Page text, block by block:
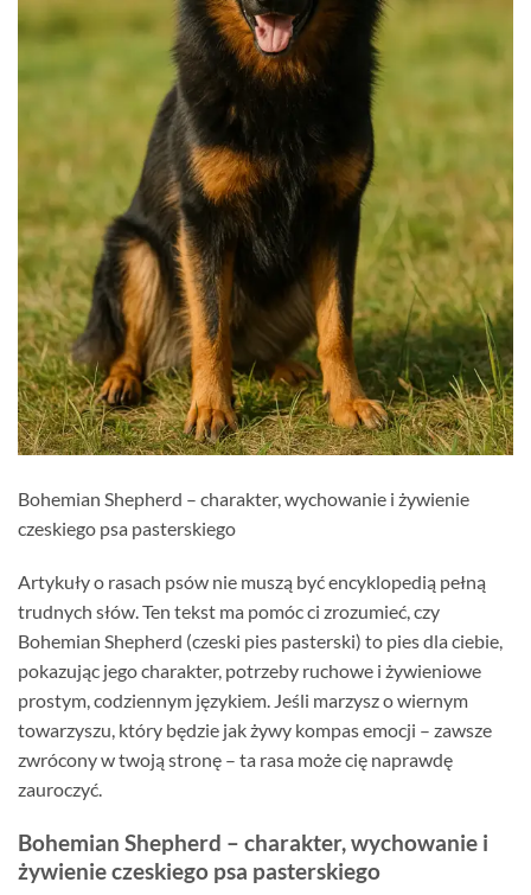
Bohemian Shepherd – charakter, wychowanie i żywienie
czeskiego psa pasterskiego
Artykuły o rasach psów nie muszą być encyklopedią pełną
trudnych słów. Ten tekst ma pomóc ci zrozumieć, czy
Bohemian Shepherd (czeski pies pasterski) to pies dla ciebie,
pokazując jego charakter, potrzeby ruchowe i żywieniowe
prostym, codziennym językiem. Jeśli marzysz o wiernym
towarzyszu, który będzie jak żywy kompas emocji – zawsze
zwrócony w twoją stronę – ta rasa może cię naprawdę
zauroczyć.
Bohemian Shepherd – charakter, wychowanie i
żywienie czeskiego psa pasterskiego